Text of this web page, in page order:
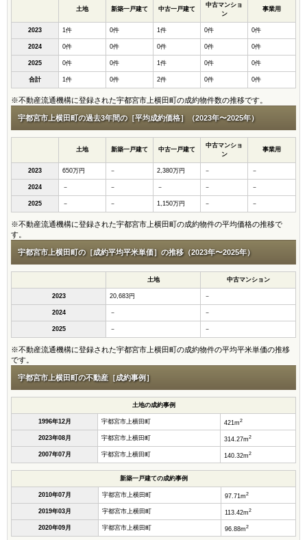
土地 新築一戸建て 中古一戸建て
中古マンショ
ン
事業用
2023 1件 0件 1件 0件 0件
2024 0件 0件 0件 0件 0件
2025 0件 0件 1件 0件 0件
合計 1件 0件 2件 0件 0件
※不動産流通機構に登録された宇都宮市上横田町の成約物件数の推移です。
宇都宮市上横田町の過去3年間の［平均成約価格］（2023年〜2025年）
土地 新築一戸建て 中古一戸建て
中古マンショ
ン
事業用
2023 650万円 － 2,380万円 － －
2024 － － － － －
2025 － － 1,150万円 － －
※不動産流通機構に登録された宇都宮市上横田町の成約物件の平均価格の推移で
す。
宇都宮市上横田町の［成約平均平米単価］の推移（2023年〜2025年）
土地 中古マンション
2023 20,683円 －
2024 － －
2025 － －
※不動産流通機構に登録された宇都宮市上横田町の成約物件の平均平米単価の推移
です。
宇都宮市上横田町の不動産［成約事例］
土地の成約事例
1996年12月 宇都宮市上横田町 421m2
2023年08月 宇都宮市上横田町 314.27m2
2007年07月 宇都宮市上横田町 140.32m2
新築一戸建ての成約事例
2010年07月 宇都宮市上横田町 97.71m2
2019年03月 宇都宮市上横田町 113.42m2
2020年09月 宇都宮市上横田町 96.88m2